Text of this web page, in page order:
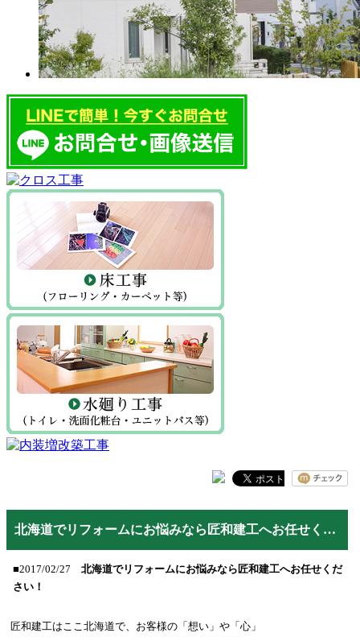
北海道でリフォームにお悩みなら匠和建工へお任せください！
■2017/02/27
北海道でリフォームにお悩みなら匠和建工へお任せくだ
さい！
匠和建工はここ北海道で、お客様の「想い」や「心」